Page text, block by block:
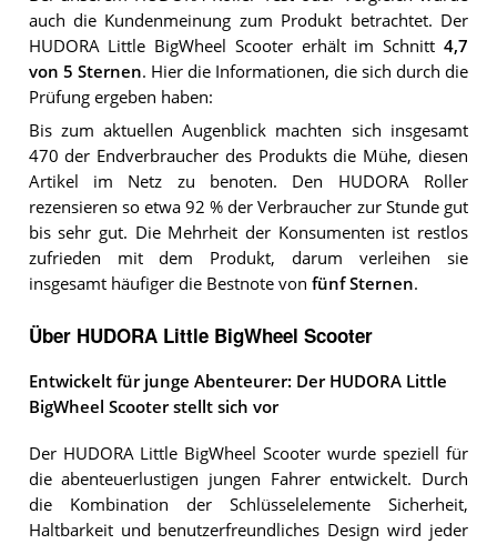
auch die Kundenmeinung zum Produkt betrachtet. Der
HUDORA Little BigWheel Scootererhält im Schnitt 4,7
von 5 Sternen. Hier die Informationen, die sich durch die
Prüfung ergeben haben:
Bis zum aktuellen Augenblick machten sich insgesamt
470 der Endverbraucher des Produkts die Mühe, diesen
Artikel im Netz zu benoten. Den HUDORA Roller
rezensieren so etwa 92 % der Verbraucher zur Stunde gut
bis sehr gut. Die Mehrheit der Konsumenten ist restlos
zufrieden mit dem Produkt, darum verleihen sie
insgesamt häufiger die Bestnote von fünf Sternen.
Über HUDORA Little BigWheel Scooter
Entwickelt für junge Abenteurer: Der HUDORA Little
BigWheel Scooter stellt sich vor
Der HUDORA Little BigWheel Scooter wurde speziell für
die abenteuerlustigen jungen Fahrer entwickelt. Durch
die Kombination der Schlüsselelemente Sicherheit,
Haltbarkeit und benutzerfreundliches Design wird jeder